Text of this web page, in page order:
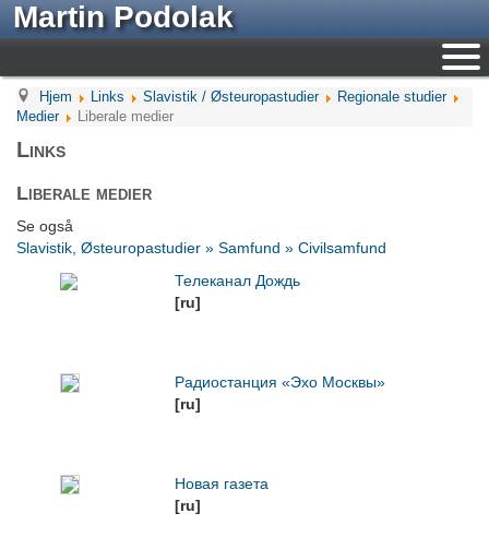
Martin Podolak
Hjem Links Slavistik / Østeuropastudier
Regionale studier
Medier
Liberale medier
Links
Liberale medier
Se også
Slavistik, Østeuropastudier » Samfund » Civilsamfund
Телеканал Дождь
[ru]
Радиостанция «Эхо Москвы»
[ru]
Новая газета
[ru]